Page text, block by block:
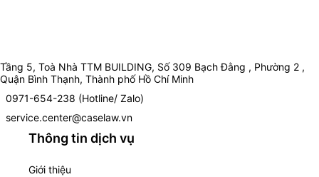
Tầng 5, Toà Nhà TTM BUILDING, Số 309 Bạch Đằng , Phường 2 ,
Quận Bình Thạnh, Thành phố Hồ Chí Minh
0971-654-238 (Hotline/ Zalo)
service.center@caselaw.vn
Thông tin dịch vụ
Giới thiệu